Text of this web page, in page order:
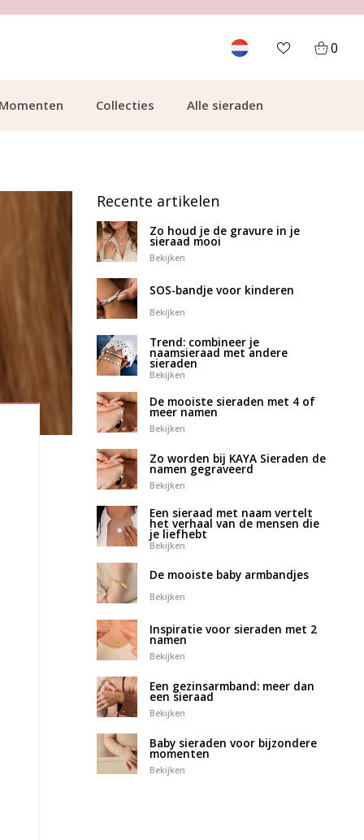
0
Collecties Alle sieraden
Recente artikelen
Zo houd je de gravure in je
sieraad mooi
Bekijken
SOS-bandje voor kinderen
Bekijken
Trend: combineer je
naamsieraad met andere
sieraden
Bekijken
De mooiste sieraden met 4 of
meer namen
Bekijken
Zo worden bij KAYA Sieraden de
namen gegraveerd
Bekijken
Een sieraad met naam vertelt
het verhaal van de mensen die
je liefhebt
Bekijken
De mooiste baby armbandjes
Bekijken
Inspiratie voor sieraden met 2
namen
Bekijken
Een gezinsarmband: meer dan
een sieraad
Bekijken
Baby sieraden voor bijzondere
momenten
Bekijken